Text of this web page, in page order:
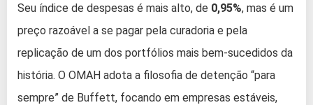
Seu índice de despesas é mais alto, de 0,95%, mas é um
preço razoável a se pagar pela curadoria e pela
replicação de um dos portfólios mais bem-sucedidos da
história. O OMAH adota a filosofia de detenção “para
sempre” de Buffett, focando em empresas estáveis,